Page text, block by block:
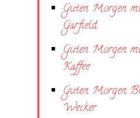
Guten Morgen
Garfield
Guten Morgen
Kaffee
Guten Morgen
Wecker